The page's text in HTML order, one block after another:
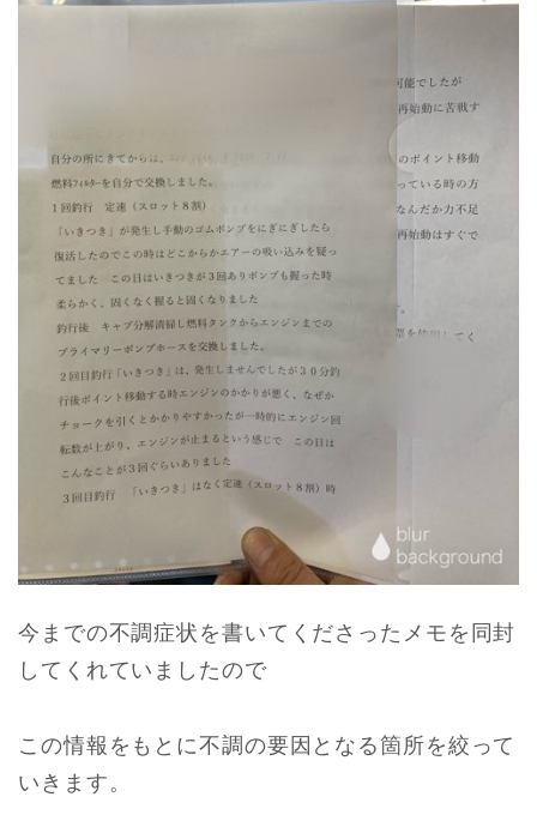
今までの不調症状を書いてくださったメモを同封
してくれていましたので
この情報をもとに不調の要因となる箇所を絞って
いきます。